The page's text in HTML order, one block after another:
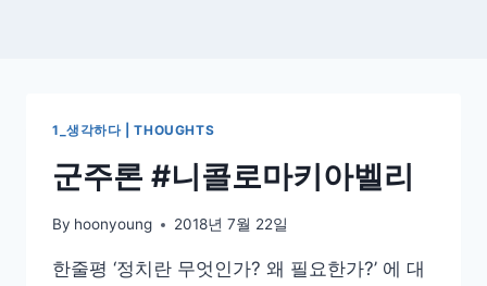
1_생각하다 | THOUGHTS
군주론 #니콜로마키아벨리
By hoonyoung 2018년 7월 22일
한줄평 ‘정치란 무엇인가? 왜 필요한가?’ 에 대